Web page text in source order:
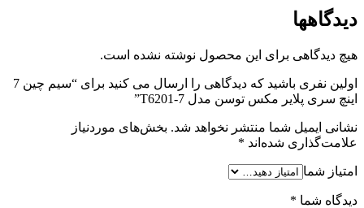
دیدگاهها
هیچ دیدگاهی برای این محصول نوشته نشده است.
اولین نفری باشید که دیدگاهی را ارسال می کنید برای “سیم چین 7
اینچ سری پلایر مکس توسن مدل T6201-7”
نشانی ایمیل شما منتشر نخواهد شد. بخش‌های موردنیاز
علامت‌گذاری شده‌اند *
امتیاز شما
دیدگاه شما *